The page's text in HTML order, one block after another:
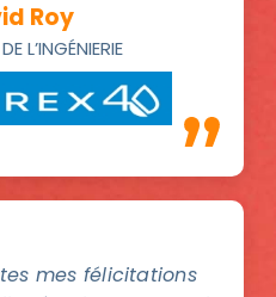
Roy
L’INGÉNIERIE
mes félicitations